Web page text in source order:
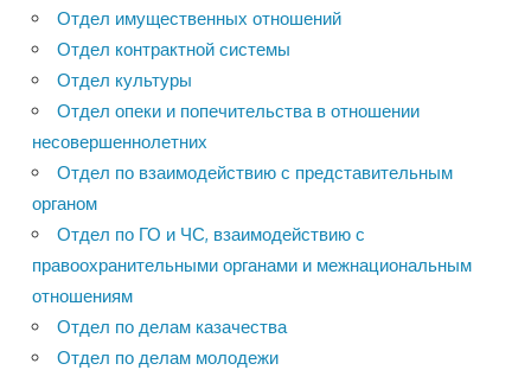
Отдел имущественных отношений
Отдел контрактной системы
Отдел культуры
Отдел опеки и попечительства в отношении
несовершеннолетних
Отдел по взаимодействию с представительным
органом
Отдел по ГО и ЧС, взаимодействию с
правоохранительными органами и межнациональным
отношениям
Отдел по делам казачества
Отдел по делам молодежи